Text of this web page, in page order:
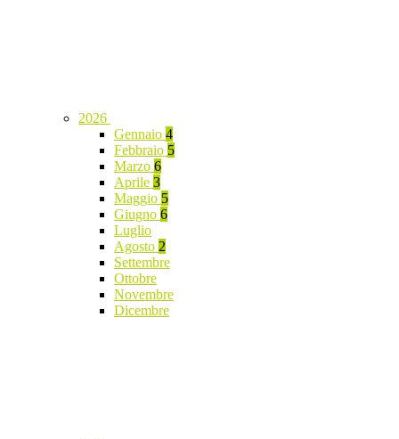
2026
Gennaio 4
Febbraio 5
Marzo 6
Aprile 3
Maggio 5
Giugno 6
Luglio
Agosto 2
Settembre
Ottobre
Novembre
Dicembre